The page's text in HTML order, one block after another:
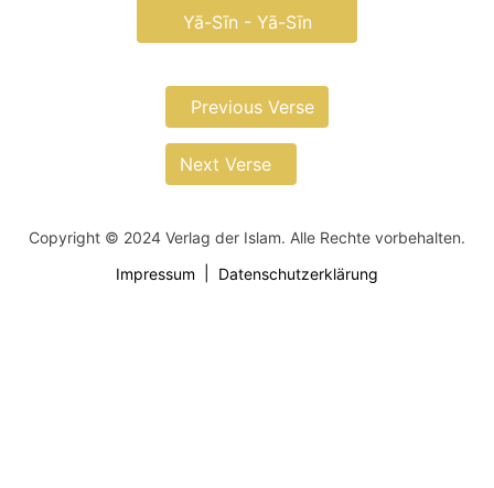
Yā-Sīn - Yā-Sīn
Previous Verse
Next Verse
Copyright © 2024 Verlag der Islam. Alle Rechte vorbehalten.
Impressum
Datenschutzerklärung